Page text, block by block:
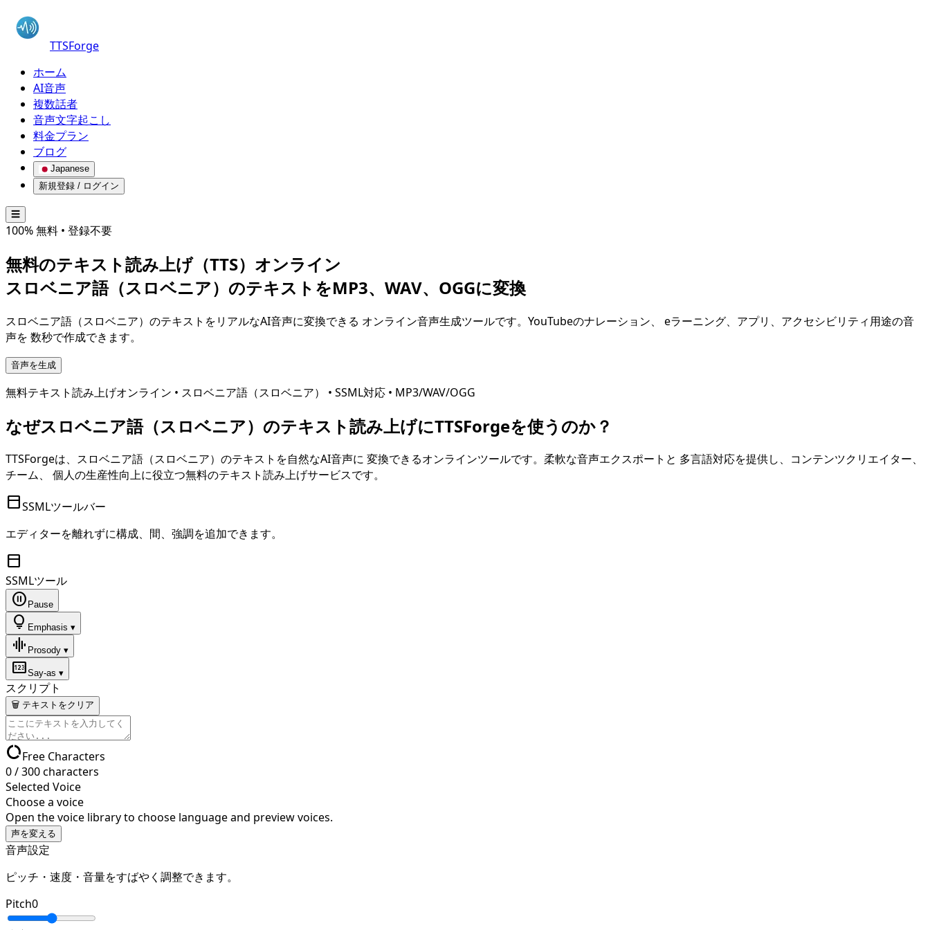
TTSForge
ホーム
AI音声
複数話者
音声文字起こし
料金プラン
ブログ
Japanese
新規登録 / ログイン
☰
100% 無料 • 登録不要
無料のテキスト読み上げ（TTS）オンライン
スロベニア語（スロベニア） のテキストをMP3、WAV、OGGに変換
スロベニア語（スロベニア） のテキストをリアルなAI音声に変換できる オンライン音声生成ツールです。YouTubeのナレーション、 eラーニング、アプリ、アクセシビリティ用途の音
声を 数秒で作成できます。
音声を生成
無料テキスト読み上げオンライン • スロベニア語（スロベニア） • SSML対応 • MP3/WAV/OGG
なぜスロベニア語（スロベニア） のテキスト読み上げにTTSForgeを使うのか？
TTSForgeは、 スロベニア語（スロベニア） のテキストを自然なAI音声に 変換できるオンラインツールです。柔軟な音声エクスポートと 多言語対応を提供し、コンテンツクリエイター、
チーム、 個人の生産性向上に役立つ無料のテキスト読み上げサービスです。
toolbarSSMLツールバー
エディターを離れずに構成、間、強調を追加できます。
toolbar
SSMLツール
pause_circle Pause
lightbulb Emphasis ▾
graphic_eq Prosody ▾
pinSay-as ▾
スクリプト
🗑 テキストをクリア
data_usageFree Characters
0/300characters
Selected Voice
Choose a voice
Open the voice library to choose language and preview voices.
声を変える
音声設定
ピッチ・速度・音量をすばやく調整できます。
Pitch0